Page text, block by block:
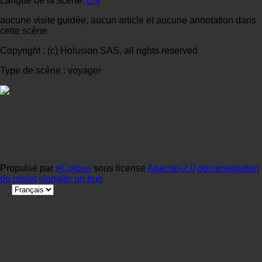
aucune visite guidée, aucun article et aucune annotation dans
cette scène
Copyright : (c) Holusion SAS, all rights reserved
Type de scène : voyager
Propulsé par eCorpus sous license Apache-2.0 documentation
du projet signaler un bug